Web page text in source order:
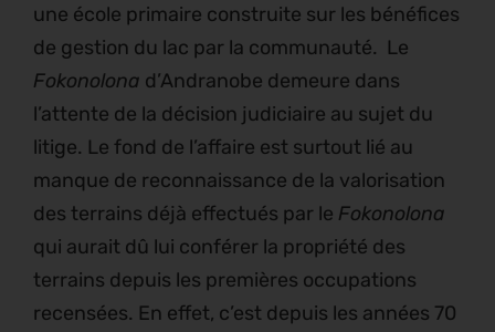
une école primaire construite sur les bénéfices
de gestion du lac par la communauté. Le
Fokonolona d’Andranobe demeure dans
l’attente de la décision judiciaire au sujet du
litige. Le fond de l’affaire est surtout lié au
manque de reconnaissance de la valorisation
des terrains déjà effectués par le Fokonolona
qui aurait dû lui conférer la propriété des
terrains depuis les premières occupations
recensées. En effet, c’est depuis les années 70